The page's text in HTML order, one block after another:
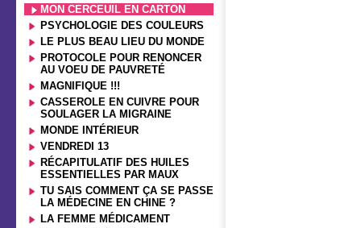
MON CERCEUIL EN CARTON
PSYCHOLOGIE DES COULEURS
LE PLUS BEAU LIEU DU MONDE
PROTOCOLE POUR RENONCER
AU VOEU DE PAUVRETÉ
MAGNIFIQUE !!!
CASSEROLE EN CUIVRE POUR
SOULAGER LA MIGRAINE
MONDE INTÉRIEUR
VENDREDI 13
RÉCAPITULATIF DES HUILES
ESSENTIELLES PAR MAUX
TU SAIS COMMENT ÇA SE PASSE
LA MÉDECINE EN CHINE ?
LA FEMME MÉDICAMENT